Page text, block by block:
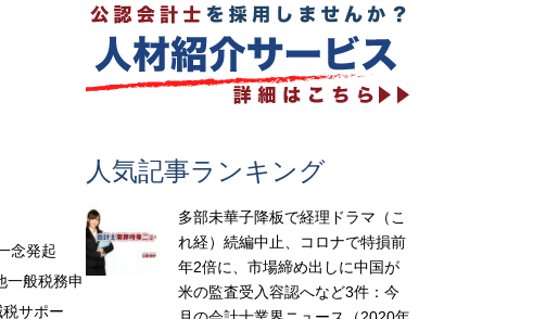
念発起
一般税務申
サポー
人気記事ランキング
多部未華子降板で経理ドラマ（こ
れ経）続編中止、コロナで特損前
年2倍に、市場締め出しに中国が
米の監査受入容認へなど3件：今